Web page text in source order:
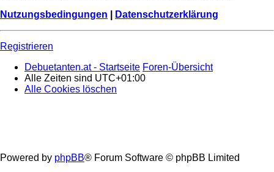
Nutzungsbedingungen
Datenschutzerklärung
Registrieren
Debuetanten.at - Startseite Foren-Übersicht
Alle Zeiten sind UTC+01:00
Alle Cookies löschen
Powered by phpBB® Forum Software © phpBB Limited